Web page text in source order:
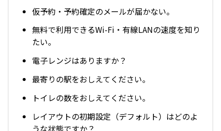
仮予約・予約確定のメールが届かない。
無料で利用できるWi-Fi・有線LANの速度を知り
たい。
電子レンジはありますか？
最寄りの駅をおしえてください。
トイレの数をおしえてください。
レイアウトの初期設定（デフォルト）はどのよ
うな状態ですか？